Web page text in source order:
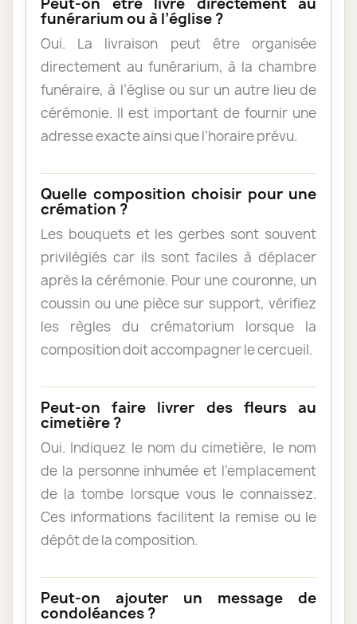
funérarium ou à l’église ?
Oui. La livraison peut être organisée
directement au funérarium, à la chambre
funéraire, à l’église ou sur un autre lieu de
cérémonie. Il est important de fournir une
adresse exacte ainsi que l’horaire prévu.
Quelle composition choisir pour une
crémation ?
Les bouquets et les gerbes sont souvent
privilégiés car ils sont faciles à déplacer
après la cérémonie. Pour une couronne, un
coussin ou une pièce sur support, vérifiez
les règles du crématorium lorsque la
composition doit accompagner le cercueil.
Peut-on faire livrer des fleurs au
cimetière ?
Oui. Indiquez le nom du cimetière, le nom
de la personne inhumée et l’emplacement
de la tombe lorsque vous le connaissez.
Ces informations facilitent la remise ou le
dépôt de la composition.
Peut-on ajouter un message de
condoléances ?